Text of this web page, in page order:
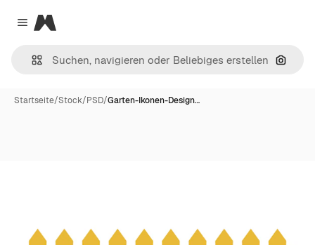
Close menu
Magnific
Nach
Startseite/Stock/PSD/Garten-Ikonen-Design…